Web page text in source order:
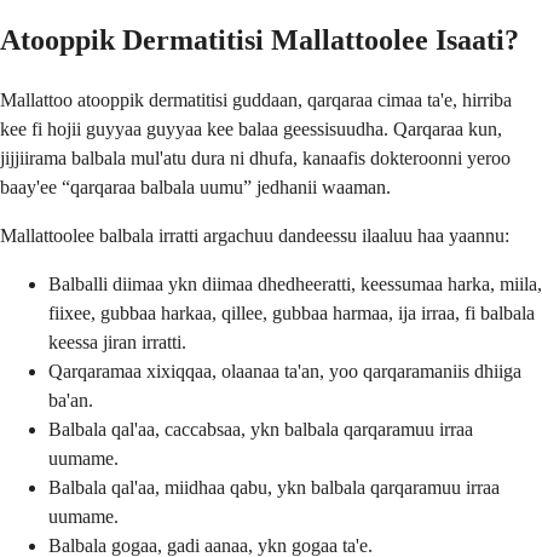
Atooppik Dermatitisi Mallattoolee Isaati?
Mallattoo atooppik dermatitisi guddaan, qarqaraa cimaa ta'e, hirriba
kee fi hojii guyyaa guyyaa kee balaa geessisuudha. Qarqaraa kun,
jijjiirama balbala mul'atu dura ni dhufa, kanaafis dokteroonni yeroo
baay'ee “qarqaraa balbala uumu” jedhanii waaman.
Mallattoolee balbala irratti argachuu dandeessu ilaaluu haa yaannu:
Balballi diimaa ykn diimaa dhedheeratti, keessumaa harka, miila,
fiixee, gubbaa harkaa, qillee, gubbaa harmaa, ija irraa, fi balbala
keessa jiran irratti.
Qarqaramaa xixiqqaa, olaanaa ta'an, yoo qarqaramaniis dhiiga
ba'an.
Balbala qal'aa, caccabsaa, ykn balbala qarqaramuu irraa
uumame.
Balbala qal'aa, miidhaa qabu, ykn balbala qarqaramuu irraa
uumame.
Balbala gogaa, gadi aanaa, ykn gogaa ta'e.